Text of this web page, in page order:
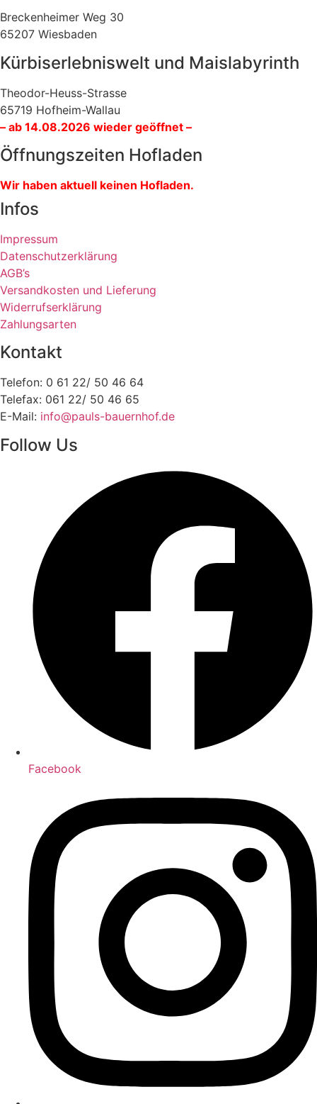
Breckenheimer Weg 30
65207 Wiesbaden
Kürbiserlebniswelt und Maislabyrinth
Theodor-Heuss-Strasse
65719 Hofheim-Wallau
– ab 14.08.2026 wieder geöffnet –
Öffnungszeiten Hofladen
Wir haben aktuell keinen Hofladen.
Infos
Impressum
Datenschutzerklärung
AGB’s
Versandkosten und Lieferung
Widerrufserklärung
Zahlungsarten
Kontakt
Telefon: 0 61 22/ 50 46 64
Telefax: 061 22/ 50 46 65
E-Mail: info@pauls-bauernhof.de
Follow Us
Facebook